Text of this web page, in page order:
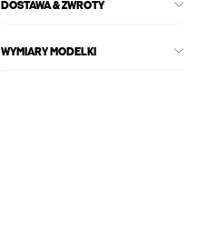
DOSTAWA & ZWROTY
WYMIARY MODELKI